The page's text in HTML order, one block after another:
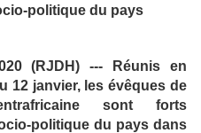
politique du pays
(RJDH) --- Réunis en
12 janvier, les évêques de
sont forts
politique du pays dans